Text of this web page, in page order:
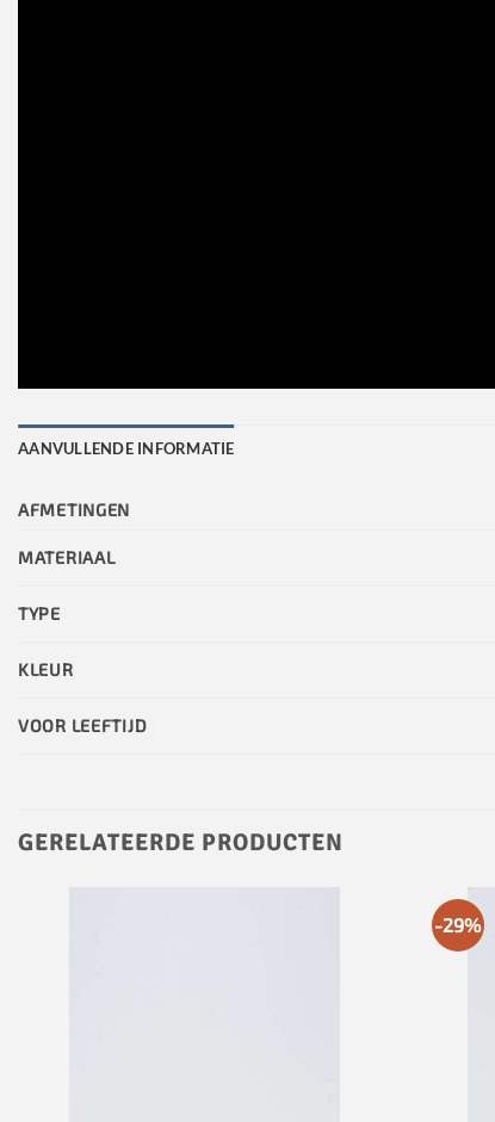
AANVULLENDE INFORMATIE
AFMETINGEN
MATERIAAL
TYPE
KLEUR
VOOR LEEFTIJD
GERELATEERDE PRODUCTEN
-29%